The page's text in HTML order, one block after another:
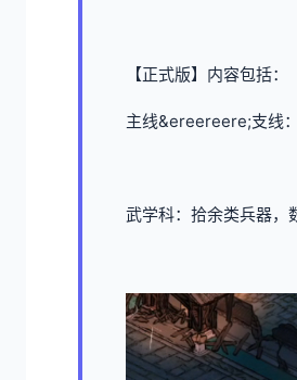
【正式版】内容包括：
主线&ereereere;支线
武学科：拾余类兵器，